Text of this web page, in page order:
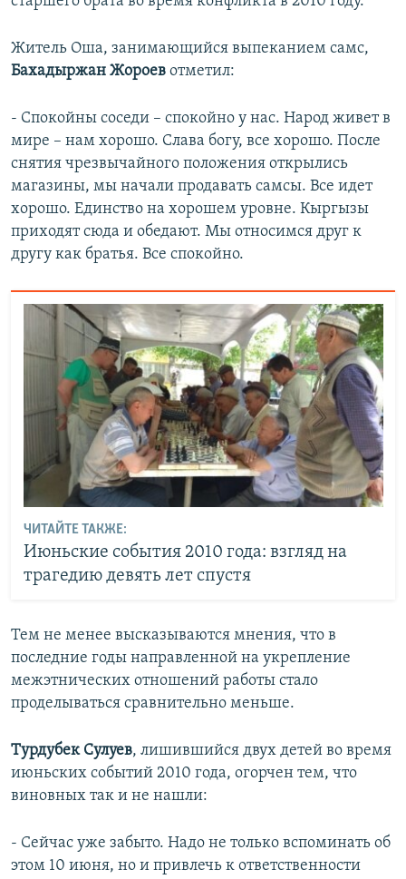
Житель Оша, занимающийся выпеканием самс,
Бахадыржан Жороев отметил:
- Спокойны соседи – спокойно у нас. Народ живет в
мире – нам хорошо. Слава богу, все хорошо. После
снятия чрезвычайного положения открылись
магазины, мы начали продавать самсы. Все идет
хорошо. Единство на хорошем уровне. Кыргызы
приходят сюда и обедают. Мы относимся друг к
другу как братья. Все спокойно.
ЧИТАЙТЕ ТАКЖЕ:
Июньские события 2010 года: взгляд на
трагедию девять лет спустя
Тем не менее высказываются мнения, что в
последние годы направленной на укрепление
межэтнических отношений работы стало
проделываться сравнительно меньше.
Турдубек Сулуев, лишившийся двух детей во время
июньских событий 2010 года, огорчен тем, что
виновных так и не нашли:
- Сейчас уже забыто. Надо не только вспоминать об
этом 10 июня, но и привлечь к ответственности